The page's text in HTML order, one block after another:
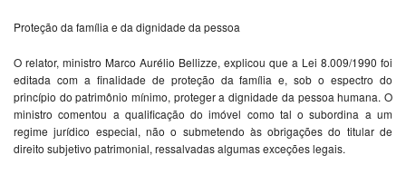
Proteção da família e da dignidade da pessoa
O relator, ministro Marco Aurélio Bellizze, explicou que a Lei 8.009/1990 foi
editada com a finalidade de proteção da família e, sob o espectro do
princípio do patrimônio mínimo, proteger a dignidade da pessoa humana. O
ministro comentou a qualificação do imóvel como tal o subordina a um
regime jurídico especial, não o submetendo às obrigações do titular de
direito subjetivo patrimonial, ressalvadas algumas exceções legais.